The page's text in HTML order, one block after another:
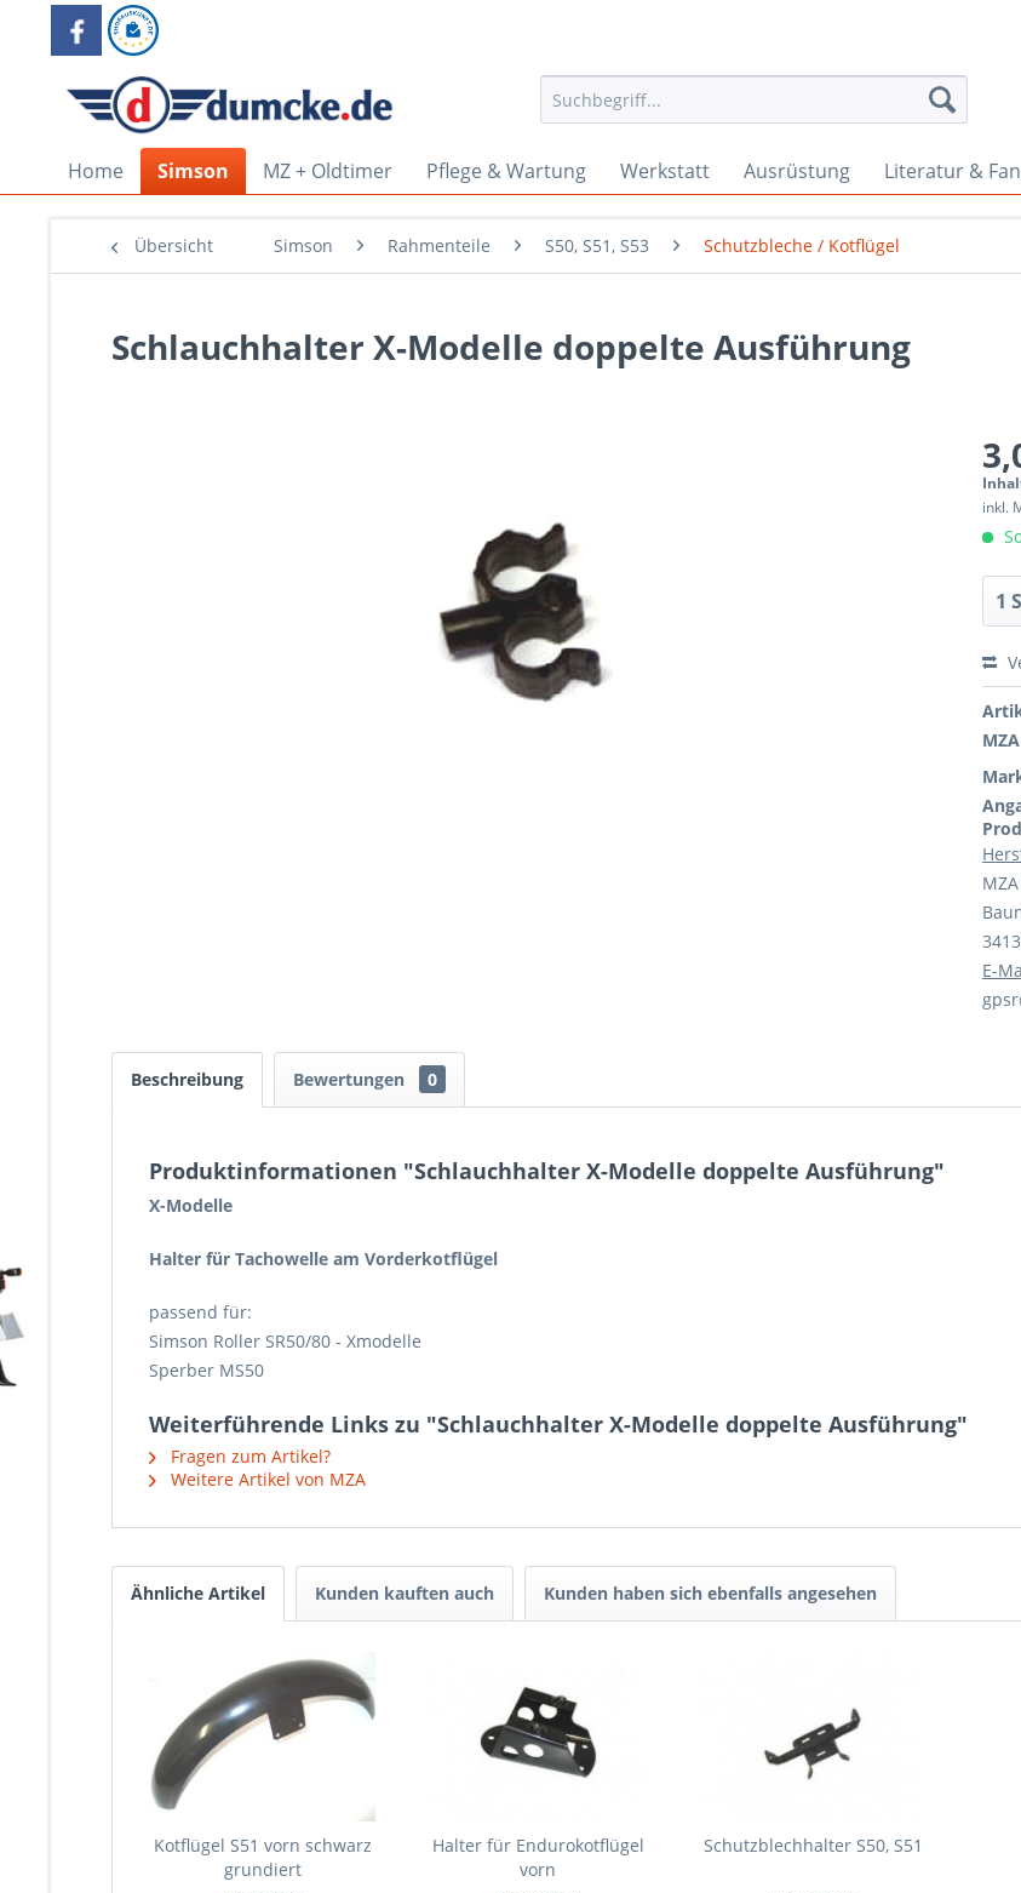
Home Simson MZ + Oldtimer Pflege & Wartung Werkstatt Ausrüstung Literatur &
Übersicht Simson Rahmenteile S50, S51, S53 Schutzbleche / Kotflügel
Schlauchhalter X-Modelle doppelte Ausführung
inkl.
E-
Beschreibung Bewertungen 0
Produktinformationen "Schlauchhalter X-Modelle doppelte Ausführung"
X-Modelle
Halter für Tachowelle am Vorderkotflügel
passend für:
Simson Roller SR50/80 - Xmodelle
Sperber MS50
Weiterführende Links zu "Schlauchhalter X-Modelle doppelte Ausführung"
Fragen zum Artikel?
Weitere Artikel von MZA
Ähnliche Artikel Kunden kauften auch Kunden haben sich ebenfalls angesehen
Kotflügel S51 vorn schwarz
grundiert
Halter für Endurokotflügel
vorn
Schutzblechhalter S50, S51